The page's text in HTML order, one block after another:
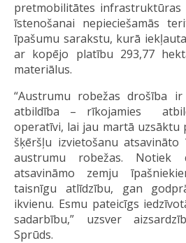
pretmobilitātes infrastruktūras
īstenošanai nepieciešamās
īpašumu sarakstu, kurā
ar kopējo platību 293,77
materiālus.
“Austrumu robežas drošība
atbildība – rīkojamies
operatīvi, lai jau martā uzsāktu
šķēršļu izvietošanu
austrumu robežas. Notiek
atsavināmo zemju
taisnīgu atlīdzību, gan
ikvienu. Esmu pateicīgs
sadarbību,” uzsver
Sprūds.